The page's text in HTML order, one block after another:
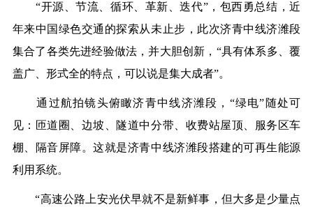
“开源、节流、循环、革新、迭代”，包西勇总结，近
年来中国绿色交通的探索从未止步，此次济青中线济潍段
集合了各类先进经验做法，并大胆创新，“具有体系多、覆
盖广、形式全的特点，可以说是集大成者”。
通过航拍镜头俯瞰济青中线济潍段，“绿电”随处可
见：匝道圈、边坡、隧道中分带、收费站屋顶、服务区车
棚、隔音屏障。这就是济青中线济潍段搭建的可再生能源
利用系统。
“高速公路上安光伏早就不是新鲜事，但大多是少量点